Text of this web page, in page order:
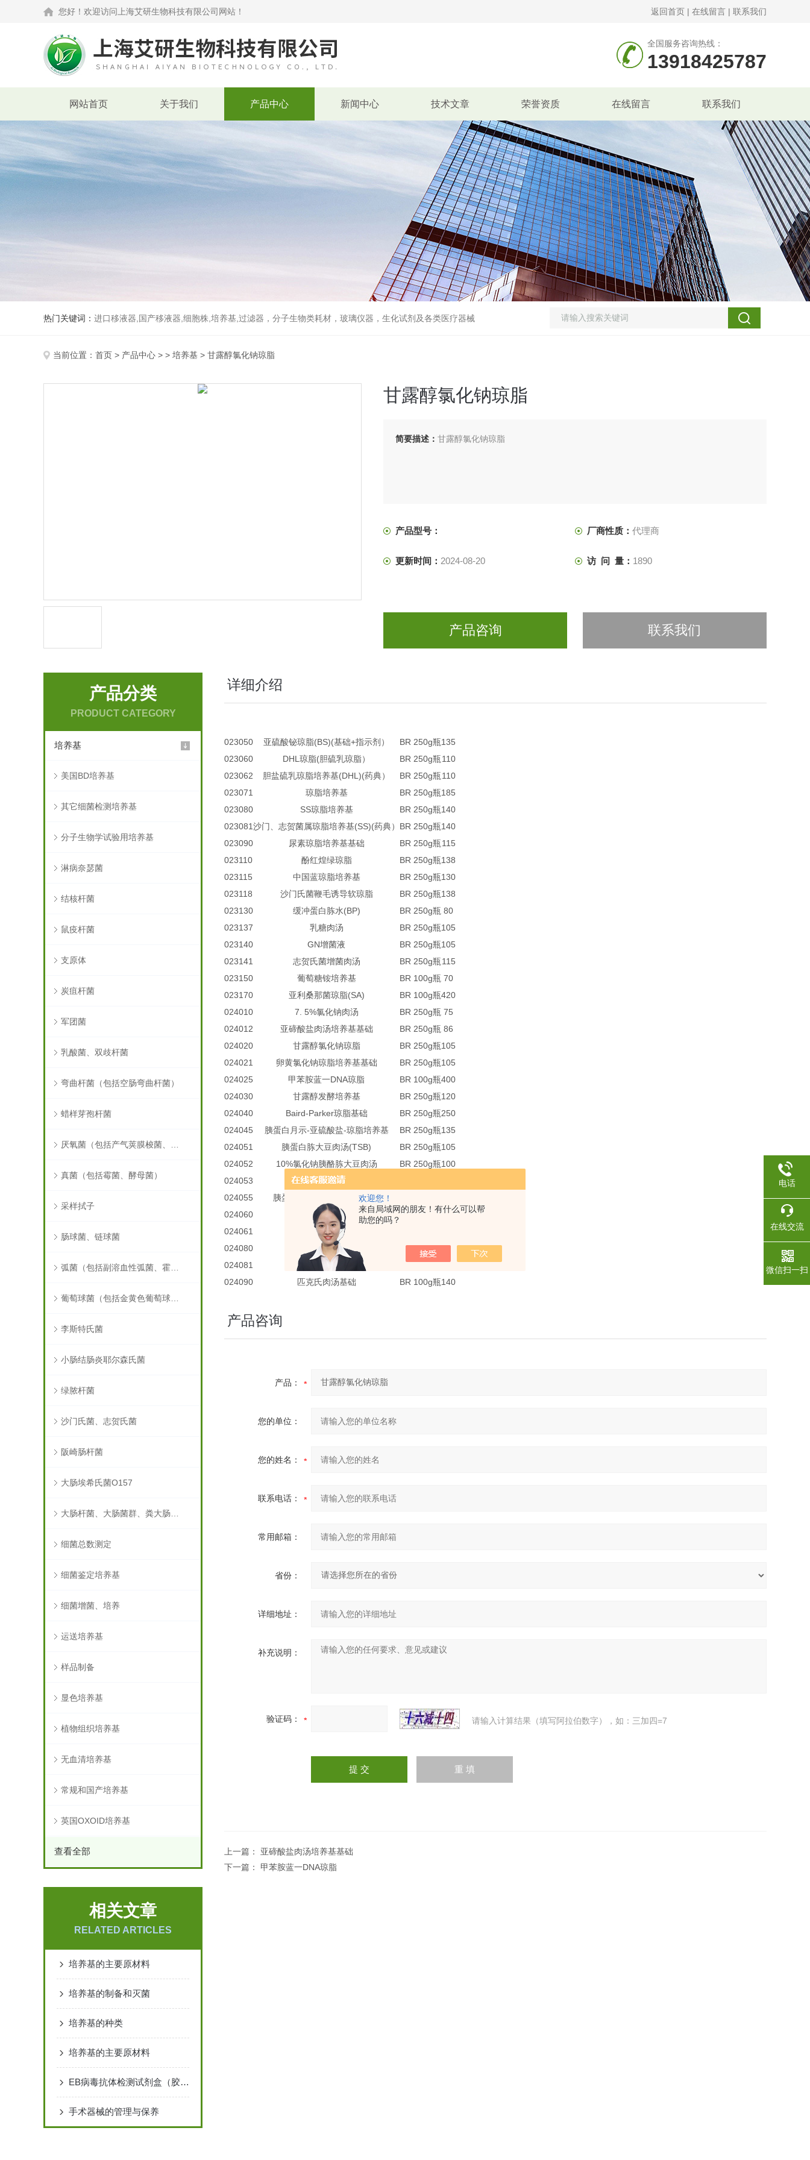
欢迎您！
来自局域网的朋友！有什么可以帮
助您的吗？
您好！欢迎访问上海艾研生物科技有限公司网站！ 返回首页 | 在线留言 | 联系我们
全国服务咨询热线：
13918425787
网站首页 关于我们 产品中心 新闻中心 技术文章 荣誉资质 在线留言 联系我们
热门关键词： 进口移液器,国产移液器,细胞株,培养基,过滤器，分子生物类耗材，玻璃仪器，生化试剂及各类医疗器械
当前位置： 首页 > 产品中心 > > 培养基 > 甘露醇氯化钠琼脂
甘露醇氯化钠琼脂
简要描述： 甘露醇氯化钠琼脂
产品型号： 厂商性质： 代理商
更新时间： 2024-08-20 访 问 量： 1890
产品咨询 联系我们
产品分类
PRODUCT CATEGORY
培养基
美国BD培养基
其它细菌检测培养基
分子生物学试验用培养基
淋病奈瑟菌
结核杆菌
鼠疫杆菌
支原体
炭疽杆菌
军团菌
乳酸菌、双歧杆菌
弯曲杆菌（包括空肠弯曲杆菌）
蜡样芽孢杆菌
真菌（包括霉菌、酵母菌）
采样拭子
肠球菌、链球菌
弧菌（包括副溶血性弧菌、霍乱弧菌）
葡萄球菌（包括金黄色葡萄球菌）
李斯特氏菌
小肠结肠炎耶尔森氏菌
绿脓杆菌
沙门氏菌、志贺氏菌
阪崎肠杆菌
大肠埃希氏菌O157
大肠杆菌、大肠菌群、粪大肠菌群
细菌总数测定
细菌鉴定培养基
细菌增菌、培养
运送培养基
样品制备
显色培养基
植物组织培养基
无血清培养基
常规和国产培养基
英国OXOID培养基
查看全部
相关文章
RELATED ARTICLES
培养基的主要原材料
培养基的制备和灭菌
培养基的种类
培养基的主要原材料
EB病毒抗体检测试剂盒（胶体金法）
手术器械的管理与保养
详细介绍
023050 亚硫酸铋琼脂(BS)(基础+指示剂） BR 250g瓶135
023060
DHL琼脂(胆硫乳琼脂） BR 250g瓶110
023062
胆盐硫乳琼脂培养基(DHL)(药典） BR 250g瓶110
023071
琼脂培养基 BR 250g瓶185
023080
SS琼脂培养基 BR 250g瓶140
023081沙门、志贺菌属琼脂培养基(SS)(药典） BR 250g瓶140
023090
尿素琼脂培养基基础 BR 250g瓶115
023110
酚红煌绿琼脂 BR 250g瓶138
023115
中国蓝琼脂培养基 BR 250g瓶130
023118
沙门氏菌鞭毛诱导软琼脂 BR 250g瓶138
023130
缓冲蛋白胨水(BP) BR 250g瓶 80
023137
乳糖肉汤 BR 250g瓶105
023140
GN增菌液 BR 250g瓶105
023141
志贺氏菌增菌肉汤 BR 250g瓶115
023150
葡萄糖铵培养基 BR 100g瓶 70
023170
亚利桑那菌琼脂(SA) BR 100g瓶420
024010
7. 5%氯化钠肉汤 BR 250g瓶 75
024012
亚碲酸盐肉汤培养基基础 BR 250g瓶 86
024020
甘露醇氯化钠琼脂 BR 250g瓶105
024021
卵黄氯化钠琼脂培养基基础 BR 250g瓶105
024025
甲苯胺蓝一DNA琼脂 BR 100g瓶400
024030
甘露醇发酵培养基 BR 250g瓶120
024040
Baird-Parker琼脂基础 BR 250g瓶250
024045
胰蛋白月示-亚硫酸盐-琼脂培养基 BR 250g瓶135
024051
胰蛋白胨大豆肉汤(TSB) BR 250g瓶105
024052
10%氯化钠胰酪胨大豆肉汤 BR 250g瓶100
024053
脑心浸出液肉汤(BHI)
024055
胰蛋白胨大豆肉汤基础(TSB)
024060
血琼脂基础 BR 250g 瓶120
024061
哥伦比亚琼脂培养基
024080
葡萄糖肉浸液肉汤 BR 250g瓶 90
024081
肉浸液肉汤 BR 250g瓶 90
024090
匹克氏肉汤基础 BR 100g瓶140
产品咨询
产品：
您的单位：
您的姓名：
联系电话：
常用邮箱：
省份：
详细地址：
补充说明：
验证码： 请输入计算结果（填写阿拉伯数字），如：三加四=7
上一篇： 亚碲酸盐肉汤培养基基础
下一篇： 甲苯胺蓝一DNA琼脂
电话
在线交流
微信扫一扫